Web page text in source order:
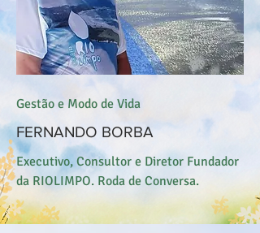
Gestão e Modo de Vida
FERNANDO BORBA
Executivo, Consultor e Diretor Fundador
da RIOLIMPO. Roda de Conversa.